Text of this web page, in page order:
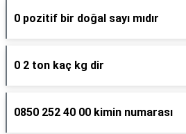
0 pozitif bir doğal sayı mıdır
0 2 ton kaç kg dir
0850 252 40 00 kimin numarası